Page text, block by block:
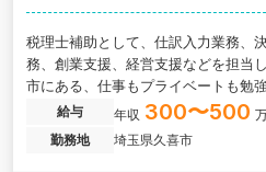
税理士補助として、仕訳入力業務、
務、創業支援、経営支援などを担当
市にある、仕事もプライベートも勉
気が印象的な税理士法人です。
給与 年収 300〜500
勤務地
埼玉県久喜市